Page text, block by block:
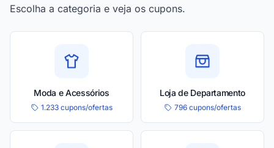
Escolha a categoria e veja os cupons.
Moda e Acessórios
1.233 cupons/ofertas
Loja de Departamento
796 cupons/ofertas